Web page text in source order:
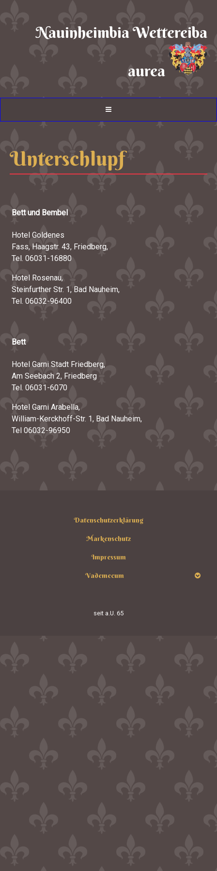
Nauinheimbia Wettereiba
aurea
Unterschlupf
Bett und Bembel
Hotel Goldenes
Fass, Haagstr. 43, Friedberg,
Tel. 06031-16880
Hotel Rosenau,
Steinfurther Str. 1, Bad Nauheim,
Tel. 06032-96400
Bett
Hotel Garni Stadt Friedberg,
Am Seebach 2, Friedberg
Tel. 06031-6070
Hotel Garni Arabella,
William-Kerckhoff-Str. 1, Bad Nauheim,
Tel 06032-96950
Datenschutzerklärung
Markenschutz
Impressum
Vademecum
seit a.U. 65